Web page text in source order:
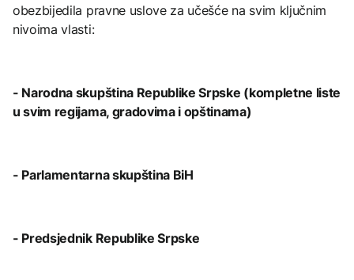
obezbijedila pravne uslove za učešće na svim ključnim
nivoima vlasti:
- Narodna skupština Republike Srpske (kompletne liste
u svim regijama, gradovima i opštinama)
- Parlamentarna skupština BiH
- Predsjednik Republike Srpske